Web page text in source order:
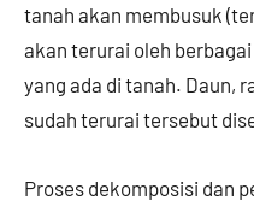
tanah akan membusuk
akan terurai oleh
yang ada di tanah. Daun,
sudah terurai tersebut
Proses dekomposisi dan